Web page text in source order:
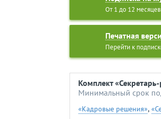
От 1 до 12 месяцев
Печатная
Перейти к
Комплект
Минимальный срок
«Кадровые решения»,